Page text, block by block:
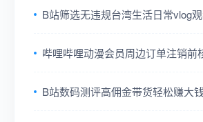
B站筛选无违规台湾生活日常vlog
哔哩哔哩动漫会员周边订单注销前
B站数码测评高佣金带货轻松赚大